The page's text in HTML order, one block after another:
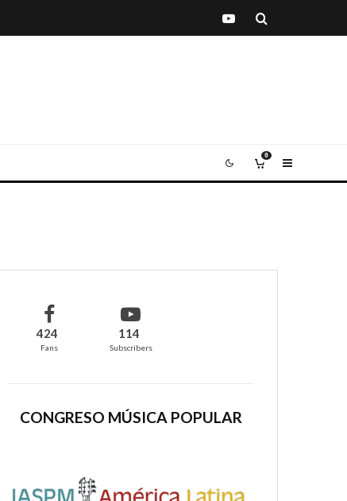
0
424
Fans
114
Subscribers
CONGRESO MÚSICA POPULAR